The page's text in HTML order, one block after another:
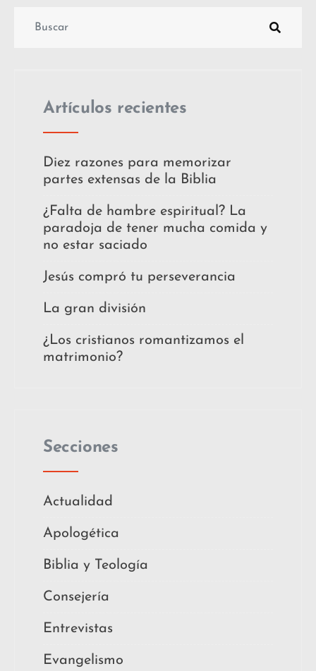
Artículos recientes
Diez razones para memorizar
partes extensas de la Biblia
¿Falta de hambre espiritual? La
paradoja de tener mucha comida y
no estar saciado
Jesús compró tu perseverancia
La gran división
¿Los cristianos romantizamos el
matrimonio?
Secciones
Actualidad
Apologética
Biblia y Teología
Consejería
Entrevistas
Evangelismo